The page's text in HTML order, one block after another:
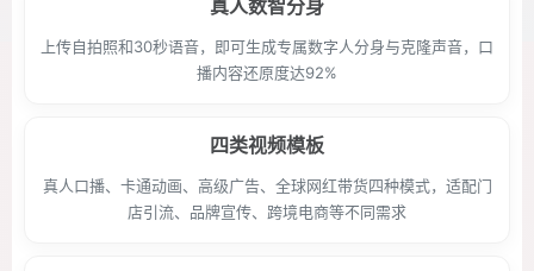
真人数智分身
上传自拍照和30秒语音，即可生成专属数字人分身与克隆声音，口
播内容还原度达92%
四类视频模板
真人口播、卡通动画、高级广告、全球网红带货四种模式，适配门
店引流、品牌宣传、跨境电商等不同需求